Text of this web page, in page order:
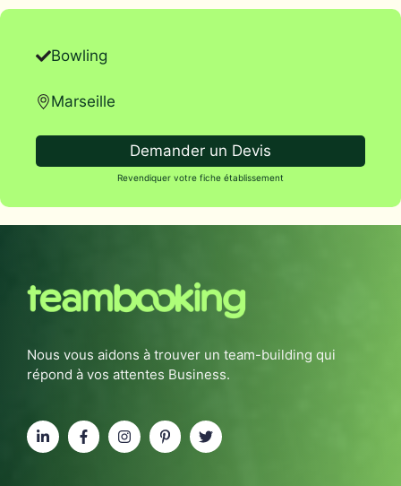
Bowling
Marseille
Demander un Devis
Revendiquer votre fiche établissement
Nous vous aidons à trouver un team-building qui
répond à vos attentes Business.